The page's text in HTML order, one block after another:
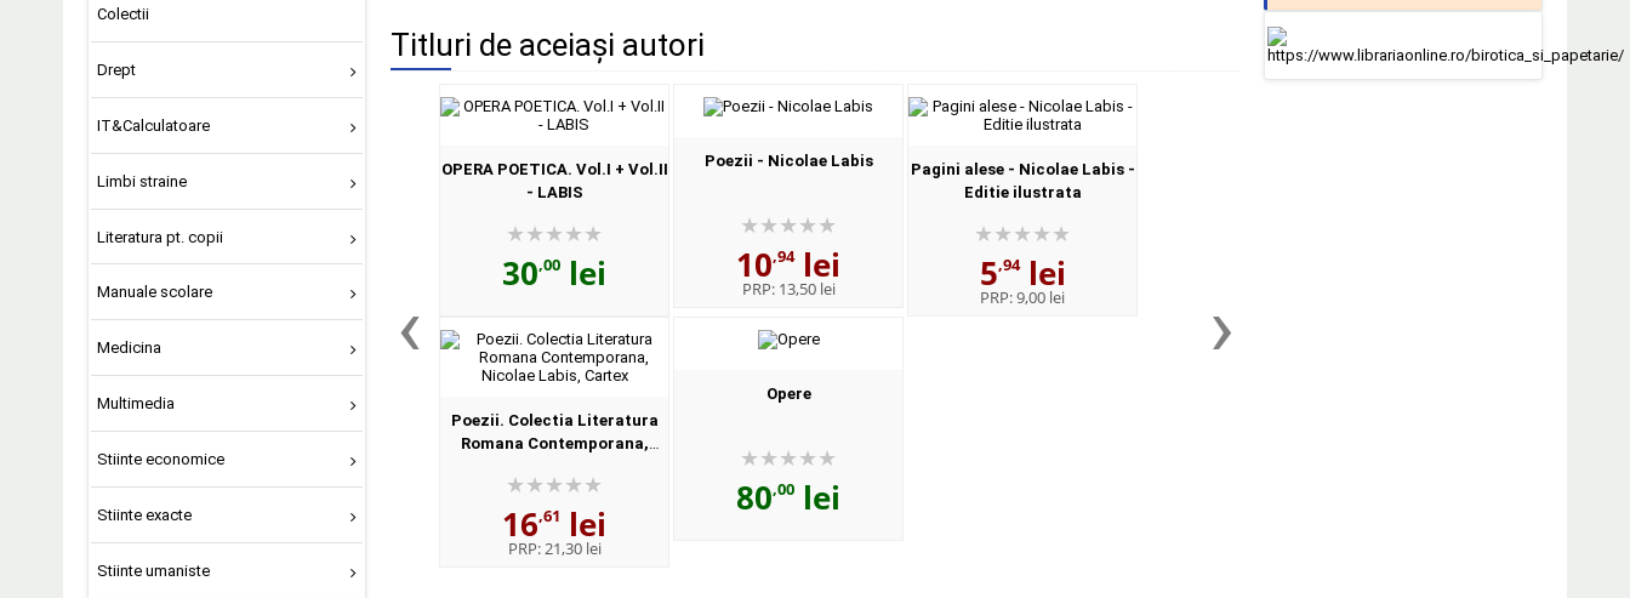
Colectii
Drept
IT&Calculatoare
Limbi straine
Literatura pt. copii
Manuale scolare
Medicina
Multimedia
Stiinte economice
Stiinte exacte
Stiinte umaniste
Titluri de aceiași autori
‹
OPERA POETICA. Vol.I + Vol.II
- LABIS
30,00 lei
Poezii - Nicolae Labis
10,94lei
PRP: 13,50 lei
Pagini alese - Nicolae Labis -
Editie ilustrata
5,94lei
PRP:9,00 lei
Poezii. Colectia Literatura
Romana Contemporana,
16,61 lei
PRP:21,30 lei
Opere
80,00 lei
›